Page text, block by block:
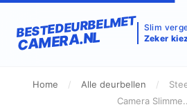
BESTEDEURBELMET
CAMERA.NL
Slim
Zeker
Home / Alle deurbellen /
Camera